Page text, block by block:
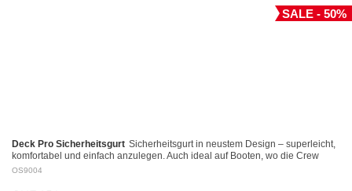
SALE - 50%
Deck Pro Sicherheitsgurt Sicherheitsgurt in neustem Design – superleicht,
komfortabel und einfach anzulegen. Auch ideal auf Booten, wo die Crew
dauernd angeklinkt ist.…
OS9004